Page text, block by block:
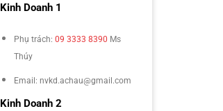
Kinh Doanh 1
Phụ trách: 09 3333 8390 Ms
Thúy
Email: nvkd.achau@gmail.com
Kinh Doanh 2